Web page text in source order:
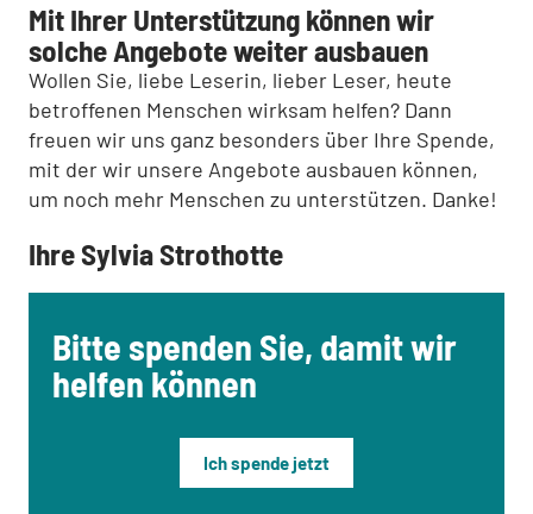
Mit Ihrer Unterstützung können wir
solche Angebote weiter ausbauen
Wollen Sie, liebe Leserin, lieber Leser, heute
betroffenen Menschen wirksam helfen? Dann
freuen wir uns ganz besonders über Ihre Spende,
mit der wir unsere Angebote ausbauen können,
um noch mehr Menschen zu unterstützen. Danke!
Ihre Sylvia Strothotte
Bitte spenden Sie, damit wir
helfen können
Ich spende jetzt